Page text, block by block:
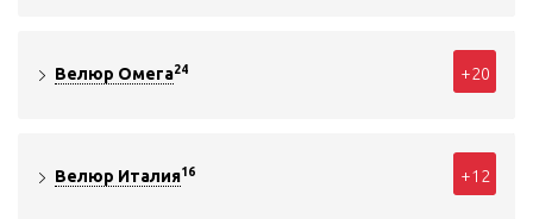
Велюр Омега24 +20
Велюр Италия16 +12